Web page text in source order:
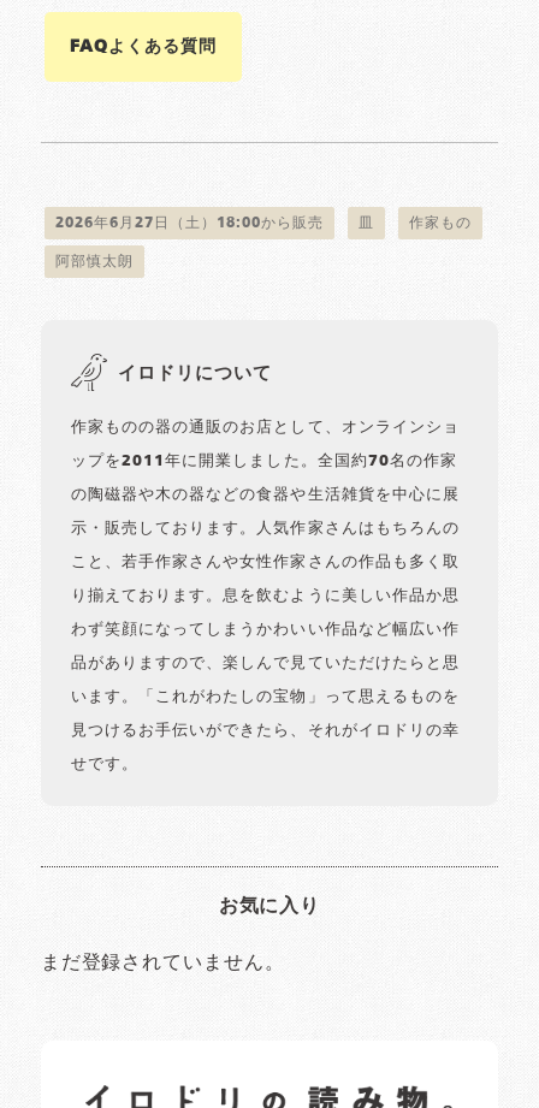
FAQよくある質問
2026年6月27日（土）18:00から販売 作家もの
阿部慎太朗
イロドリについて
作家ものの器の通販のお店として、オンラインショ
ップを2011年に開業しました。全国約70名の作家
の陶磁器や木の器などの食器や生活雑貨を中心に展
示・販売しております。人気作家さんはもちろんの
こと、若手作家さんや女性作家さんの作品も多く取
り揃えております。息を飲むように美しい作品か思
わず笑顔になってしまうかわいい作品など幅広い作
品がありますので、楽しんで見ていただけたらと思
います。「これがわたしの宝物」って思えるものを
見つけるお手伝いができたら、それがイロドリの幸
せです。
お気に入り
まだ登録されていません。
日常の様子など随時更新中です。